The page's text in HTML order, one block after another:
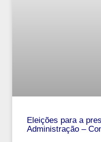
Eleições para a
Administração –